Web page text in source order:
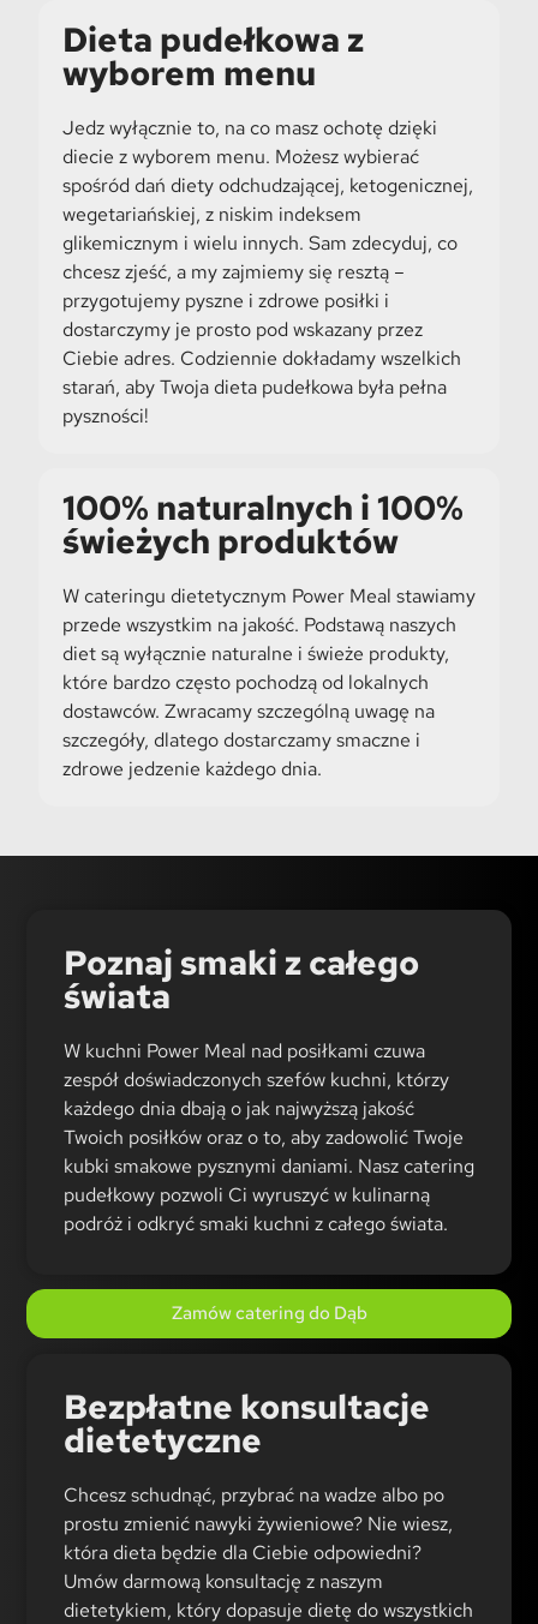
Dieta pudełkowa z
wyborem menu
Jedz wyłącznie to, na co masz ochotę dzięki
diecie z wyborem menu. Możesz wybierać
spośród dań diety odchudzającej, ketogenicznej,
wegetariańskiej, z niskim indeksem
glikemicznym i wielu innych. Sam zdecyduj, co
chcesz zjeść, a my zajmiemy się resztą –
przygotujemy pyszne i zdrowe posiłki i
dostarczymy je prosto pod wskazany przez
Ciebie adres. Codziennie dokładamy wszelkich
starań, aby Twoja dieta pudełkowa była pełna
pyszności!
100% naturalnych i 100%
świeżych produktów
W cateringu dietetycznym Power Meal stawiamy
przede wszystkim na jakość. Podstawą naszych
diet są wyłącznie naturalne i świeże produkty,
które bardzo często pochodzą od lokalnych
dostawców. Zwracamy szczególną uwagę na
szczegóły, dlatego dostarczamy smaczne i
zdrowe jedzenie każdego dnia.
Poznaj smaki z całego
świata
W kuchni Power Meal nad posiłkami czuwa
zespół doświadczonych szefów kuchni, którzy
każdego dnia dbają o jak najwyższą jakość
Twoich posiłków oraz o to, aby zadowolić Twoje
kubki smakowe pysznymi daniami. Nasz catering
pudełkowy pozwoli Ci wyruszyć w kulinarną
podróż i odkryć smaki kuchni z całego świata.
Zamów catering do Dąb
Bezpłatne konsultacje
dietetyczne
Chcesz schudnąć, przybrać na wadze albo po
prostu zmienić nawyki żywieniowe? Nie wiesz,
która dieta będzie dla Ciebie odpowiedni?
Umów darmową konsultację z naszym
dietetykiem, który dopasuje dietę do wszystkich